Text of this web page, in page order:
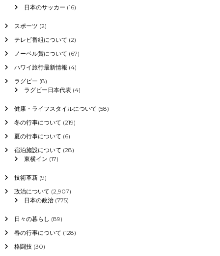
日本のサッカー (16)
スポーツ (2)
テレビ番組について (2)
ノーベル賞について (67)
ハワイ旅行最新情報 (4)
ラグビー (8)
ラグビー日本代表(4)
健康・ライフスタイルについて (58)
冬の行事について (219)
夏の行事について (6)
宿泊施設について (28)
東横イン (17)
技術革新(9)
政治について (2,907)
日本の政治(775)
日々の暮らし (89)
春の行事について (128)
格闘技(30)